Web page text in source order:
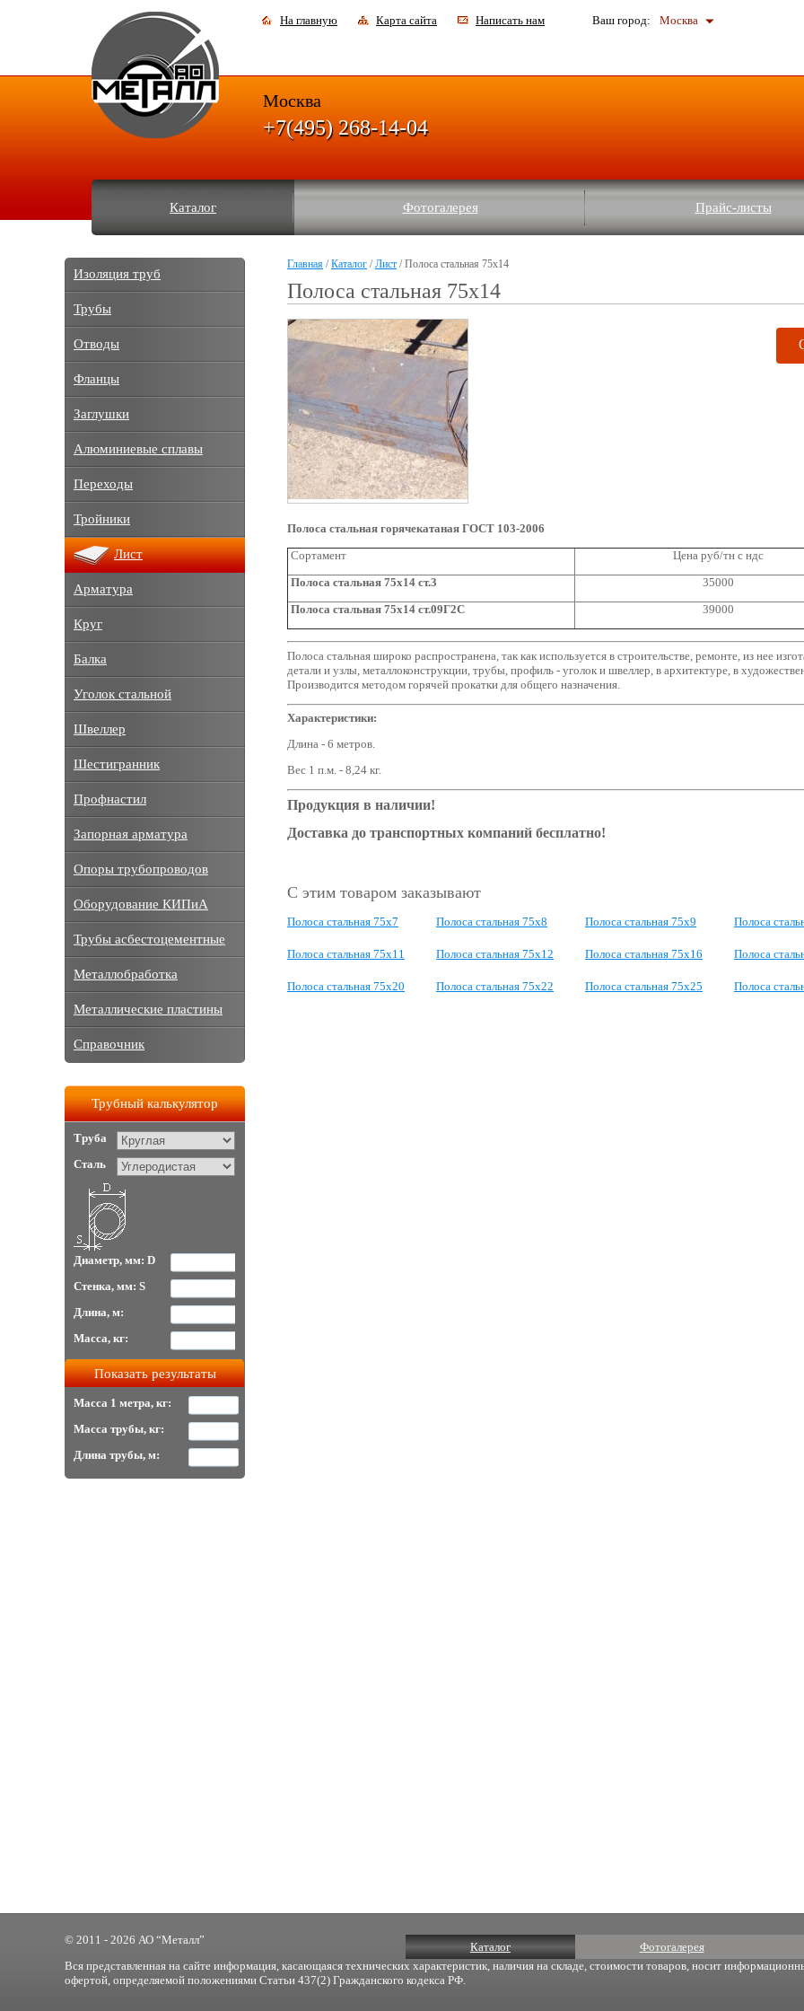
На главную Карта сайта Написать нам Ваш город: Москва
Каталог Фотогалерея Прайс-листы
Москва
+7(495) 268-14-04
Главная /Каталог /Лист / Полоса стальная 75x14
Полоса стальная 75x14
Полоса стальная горячекатаная ГОСТ 103-2006
Сортамент
Цена руб/тн с ндс
Полоса стальная 75x14 cт.3
35000
Полоса стальная 75x14 cт.09Г2С 39000
Полоса стальная широко распространена, так как используется в строительстве, ремонте, из нее
детали и узлы, металлоконструкции, трубы, профиль - уголок и швеллер, в архитектуре, в
Производится методом горячей прокатки для общего назначения.
Характеристики:
Длина - 6 метров.
Вес 1 п.м. - 8,24 кг.
Продукция в наличии!
Доставка до транспортных компаний бесплатно!
С этим товаром заказывают
Полоса стальная 75x7 Полоса стальная 75x8 Полоса стальная 75x9 Полоса
Полоса стальная 75x11 Полоса стальная 75x12 Полоса стальная 75x16 Полоса
Полоса стальная 75x20 Полоса стальная 75x22 Полоса стальная 75x25 Полоса
Изоляция труб
Трубы
Отводы
Фланцы
Заглушки
Алюминиевые сплавы
Переходы
Тройники
Лист
Арматура
Круг
Балка
Уголок стальной
Швеллер
Шестигранник
Профнастил
Запорная арматура
Опоры трубопроводов
Оборудование КИПиА
Трубы асбестоцементные
Металлобработка
Металлические пластины
Справочник
Трубный калькулятор
Труба
Сталь
Диаметр, мм: D
Стенка, мм: S
Длина, м:
Масса, кг:
Масса 1 метра, кг:
Масса трубы, кг:
Длина трубы, м:
Каталог Фотогалерея
© 2011 - 2026 АО “Металл”
Вся представленная на сайте информация, касающаяся технических характеристик, наличия на складе, стоимости товаров, носит
офертой, определяемой положениями Статьи 437(2) Гражданского кодекса РФ.